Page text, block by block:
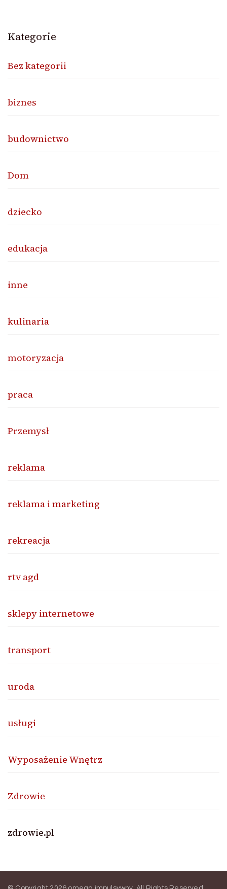
Kategorie
Bez kategorii
biznes
budownictwo
Dom
dziecko
edukacja
inne
kulinaria
motoryzacja
praca
Przemysł
reklama
reklama i marketing
rekreacja
rtv agd
sklepy internetowe
transport
uroda
usługi
Wyposażenie Wnętrz
Zdrowie
zdrowie.pl